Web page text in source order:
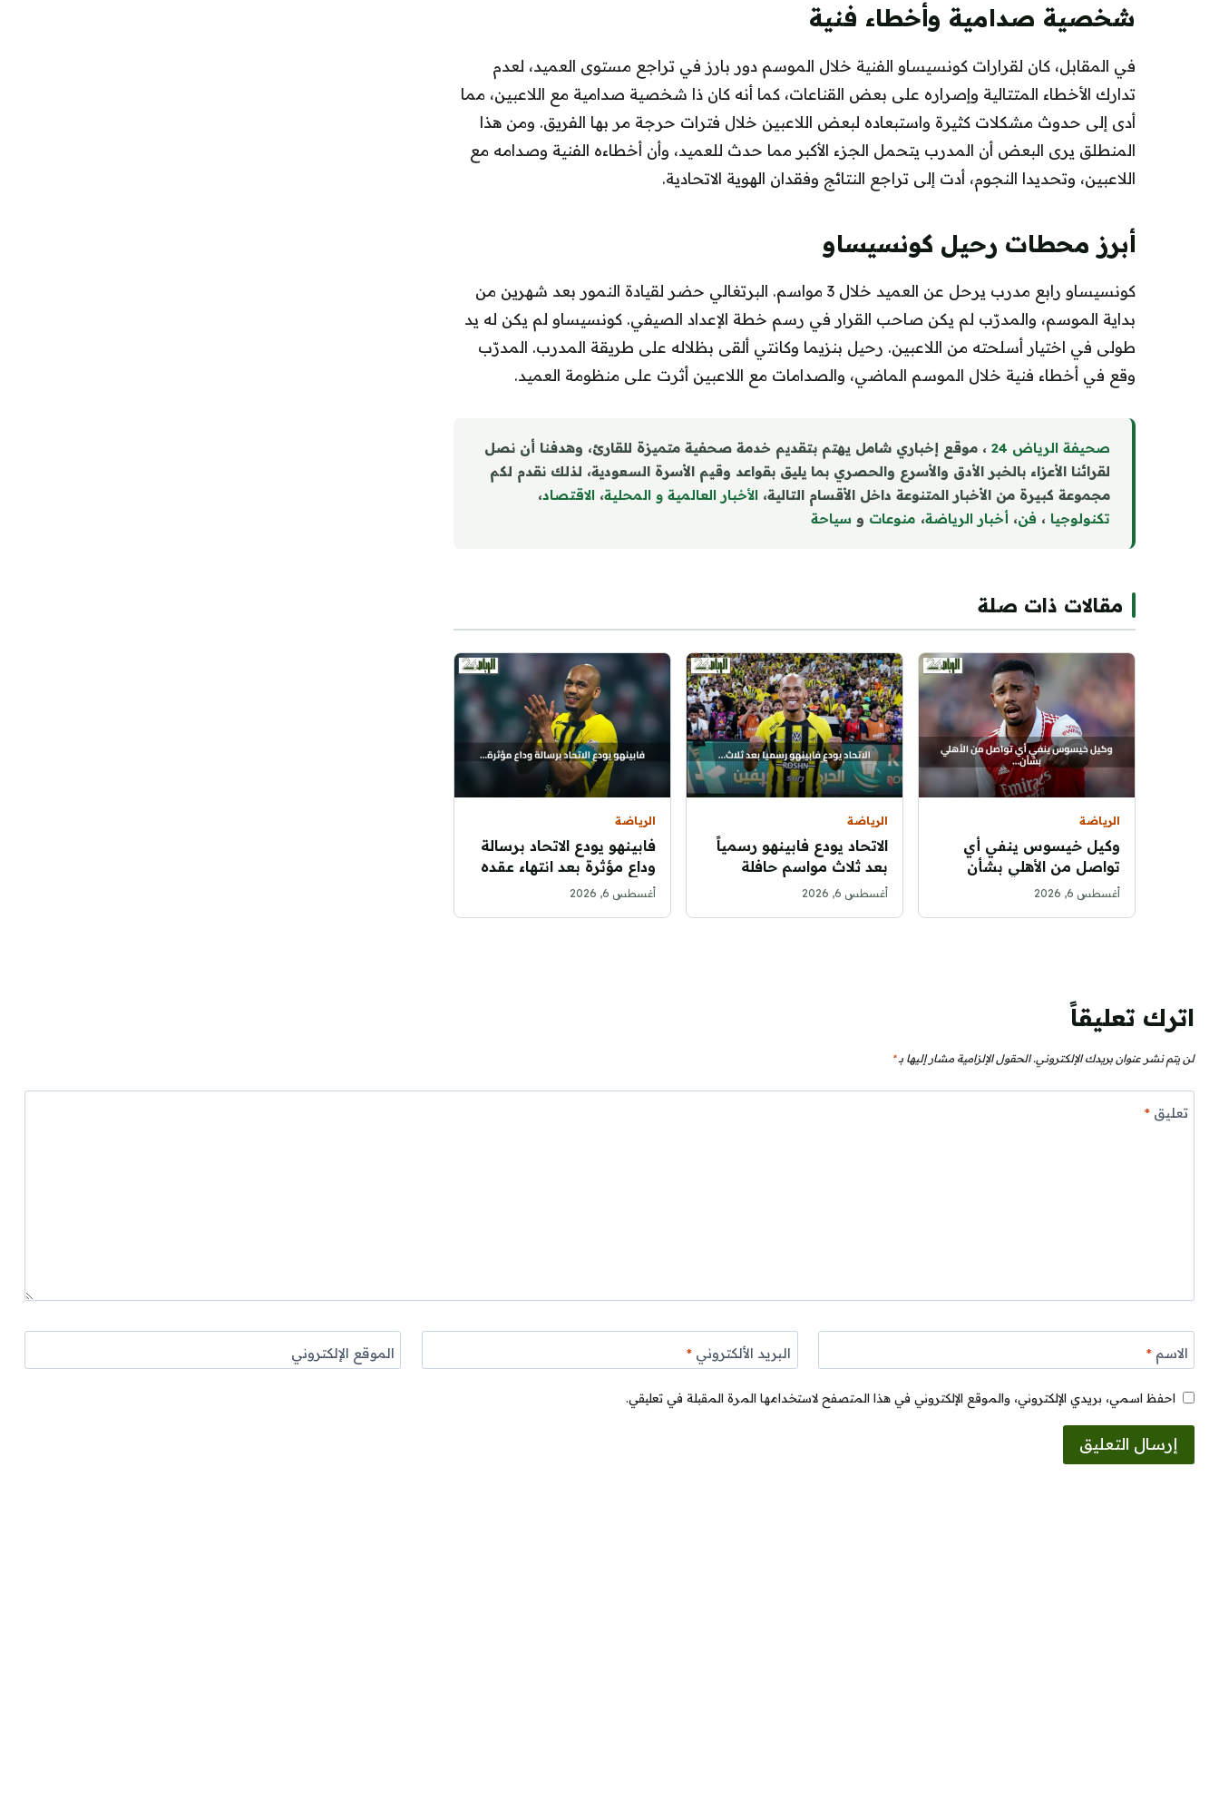
شخصية صدامية وأخطاء فنية
في المقابل، كان لقرارات كونسيساو الفنية خلال الموسم دور بارز في تراجع مستوى العميد، لعدم
تدارك الأخطاء المتتالية وإصراره على بعض القناعات، كما أنه كان ذا شخصية صدامية مع اللاعبين، مما
أدى إلى حدوث مشكلات كثيرة واستبعاده لبعض اللاعبين خلال فترات حرجة مر بها الفريق. ومن هذا
المنطلق يرى البعض أن المدرب يتحمل الجزء الأكبر مما حدث للعميد، وأن أخطاءه الفنية وصدامه مع
اللاعبين، وتحديدا النجوم، أدت إلى تراجع النتائج وفقدان الهوية الاتحادية.
أبرز محطات رحيل كونسيساو
كونسيساو رابع مدرب يرحل عن العميد خلال 3 مواسم. البرتغالي حضر لقيادة النمور بعد شهرين من
بداية الموسم، والمدرّب لم يكن صاحب القرار في رسم خطة الإعداد الصيفي. كونسيساو لم يكن له يد
طولى في اختيار أسلحته من اللاعبين. رحيل بنزيما وكانتي ألقى بظلاله على طريقة المدرب. المدرّب
وقع في أخطاء فنية خلال الموسم الماضي، والصدامات مع اللاعبين أثرت على منظومة العميد.
صحيفة الرياض 24
، موقع إخباري شامل يهتم بتقديم خدمة صحفية متميزة للقارئ، وهدفنا أن نصل
لقرائنا الأعزاء بالخبر الأدق والأسرع والحصري بما يليق بقواعد وقيم الأسرة السعودية، لذلك نقدم لكم
مجموعة كبيرة من الأخبار المتنوعة داخل الأقسام التالية، الأخبار العالمية و المحلية، الاقتصاد،
تكنولوجيا ، فن، أخبار الرياضة، منوعات و سياحة
مقالات ذات صلة
الرياضة
وكيل خيسوس ينفي أي
تواصل من الأهلي بشأن
انتقال اللاعب
أغسطس 6, 2026
الرياضة
الاتحاد يودع فابينهو رسمياً
بعد ثلاث مواسم حافلة
بالإنجازات
أغسطس 6, 2026
الرياضة
فابينهو يودع الاتحاد برسالة
وداع مؤثرة بعد انتهاء عقده
أغسطس 6, 2026
اترك تعليقاً
لن يتم نشر عنوان بريدك الإلكتروني. الحقول الإلزامية مشار إليها بـ*
تعليق*
الاسم* البريد الألكتروني * الموقع الإلكتروني
احفظ اسمي، بريدي الإلكتروني، والموقع الإلكتروني في هذا المتصفح لاستخدامها المرة المقبلة في تعليقي.